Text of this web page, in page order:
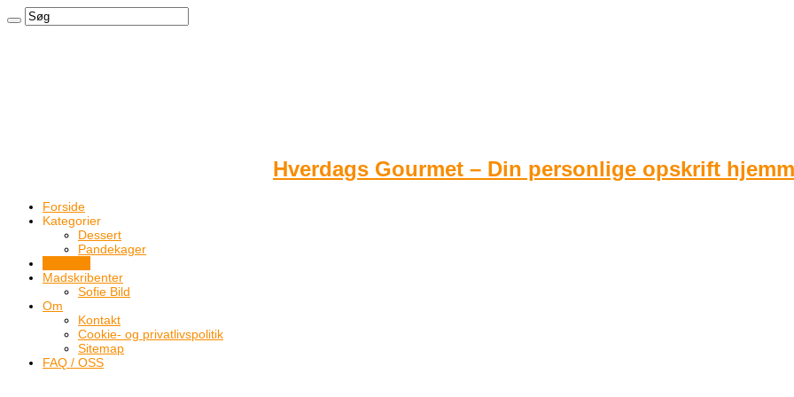
Hverdags Gourmet – Din personlige opskrift
Forside
Kategorier
Dessert
Pandekager
Madskribenter
Sofie Bild
Om
Kontakt
Cookie- og privatlivspolitik
Sitemap
FAQ / OSS